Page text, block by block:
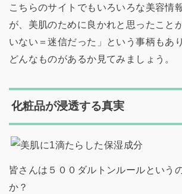
こちらのサイトでもいろいろな美容情
が、美肌のために良かれと思ったこと
いない＝迷信だった」という事柄もあ
どんなものがあるか見てみましょう。
化粧品が浸透する真実
皆さんは５００ダルトンルールという
か？